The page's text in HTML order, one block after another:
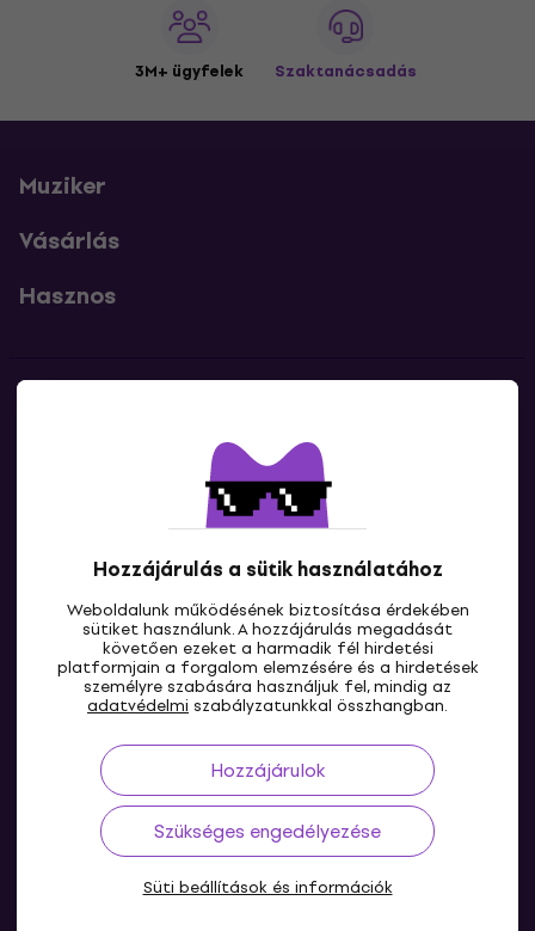
Hozzájárulás a sütik használatához
Weboldalunk működésének biztosítása érdekében
sütiket használunk. A hozzájárulás megadását
követően ezeket a harmadik fél hirdetési
platformjain a forgalom elemzésére és a hirdetések
személyre szabására használjuk fel, mindig az
adatvédelmi szabályzatunkkal összhangban.
Hozzájárulok
Szükséges engedélyezése
Süti beállítások és információk
3M+ ügyfelek Szaktanácsadás
Muziker
Vásárlás
Hasznos
Lépj kapcsolatba velünk
HU